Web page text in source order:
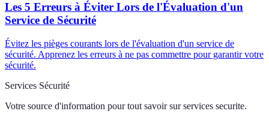
Les 5 Erreurs à Éviter Lors de l'Évaluation d'un
Service de Sécurité
Évitez les pièges courants lors de l'évaluation d'un service de
sécurité. Apprenez les erreurs à ne pas commettre pour garantir votre
sécurité.
Services Sécurité
Votre source d'information pour tout savoir sur services securite.